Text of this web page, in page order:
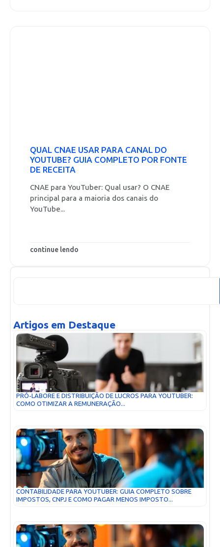
QUAL CNAE USAR PARA CANAL DO
YOUTUBE? GUIA COMPLETO POR FONTE
DE RECEITA
CNAE para YouTuber: Qual usar? O CNAE
principal para a maioria dos canais do
YouTube...
continue lendo
Artigos em Destaque
PRÓ-LABORE E DISTRIBUIÇÃO DE LUCROS PARA YOUTUBER:
COMO OTIMIZAR A REMUNERAÇÃO...
CONTABILIDADE PARA YOUTUBER: GUIA COMPLETO SOBRE
IMPOSTOS, CNPJ E COMO PAGAR MENOS IMPOSTO...